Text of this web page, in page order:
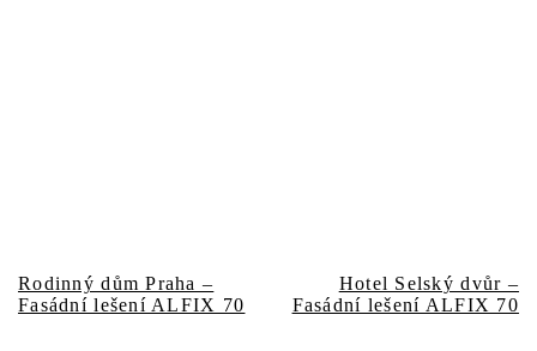
Navigácia
Predchádzajúci
článok:
Rodinný dům Praha –
Fasádní lešení ALFIX 70
Nasledujúci
článok:
Hotel Selský dvůr –
Fasádní lešení ALFIX 70